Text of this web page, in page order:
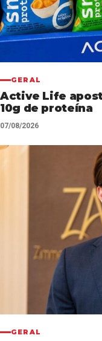
GERAL
Active Life
10g de proteína
07/08/2026
GERAL